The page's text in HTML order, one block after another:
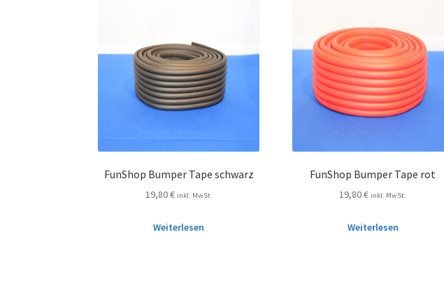
FunShop Bumper Tape schwarz
19,80€ inkl. MwSt.
Weiterlesen
FunShop Bumper Tape rot
19,80€ inkl. MwSt.
Weiterlesen